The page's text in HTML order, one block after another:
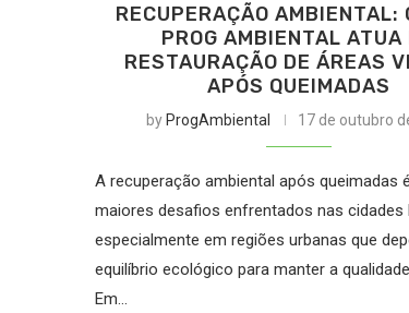
RECUPERAÇÃO AMBIENTAL:
PROG AMBIENTAL ATUA
RESTAURAÇÃO DE ÁREAS
APÓS QUEIMADAS
by ProgAmbiental 17 de outubro
A recuperação ambiental após queimadas
maiores desafios enfrentados nas cidades
especialmente em regiões urbanas que
equilíbrio ecológico para manter a
Em…